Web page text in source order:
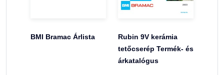
BMI Bramac Árlista
Rubin 9V kerámia
tetőcserép Termék- és
árkatalógus